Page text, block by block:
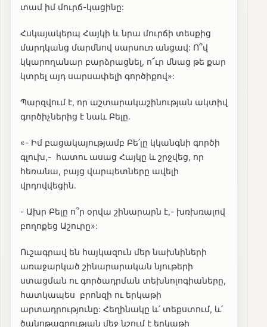
տամ իմ մուրճ-կացինը:
Հսկայակերպ Հայկի և նրա մուրճի տեսքից
մարդկանց մարմնով սարսուռ անցավ: Ո՞վ
կկարողանար բարձրացնել, ո՜ւր մնաց թե քար
կտրել այդ սարսափելի գործիքով»:
Պարզվում է, որ աշտարակաշինության ակտիվ
գործիչներից է նաև Բելը.
«- Իմ բացակայությամբ Բե՛լը կկանգնի գործի
գլուխ,- հատու ասաց Հայկը և շրջվեց, որ
հեռանա, բայց վարպետները ավելի
վրդովվեցին.
- Ախր Բելը ո՞ր օրվա շինարարն է,- խռխռալով
բողոքեց Աշուրը»:
Ուշագրավ են հայկազուն մեր նախնիների
առաջարկած շինարարական նյութերի
ստացման ու գործադրման տեխնոլոգիաները,
հատկապես բրոնզի ու երկաթի
արտադրությունը: Հեղինակը և՛ տեքստում, և՛
ծանոթագրության մեջ նշում է երկաթի